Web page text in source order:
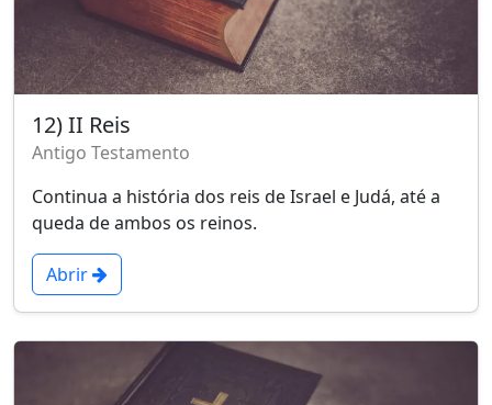
12) II Reis
Antigo Testamento
Continua a história dos reis de Israel e Judá, até a
queda de ambos os reinos.
Abrir